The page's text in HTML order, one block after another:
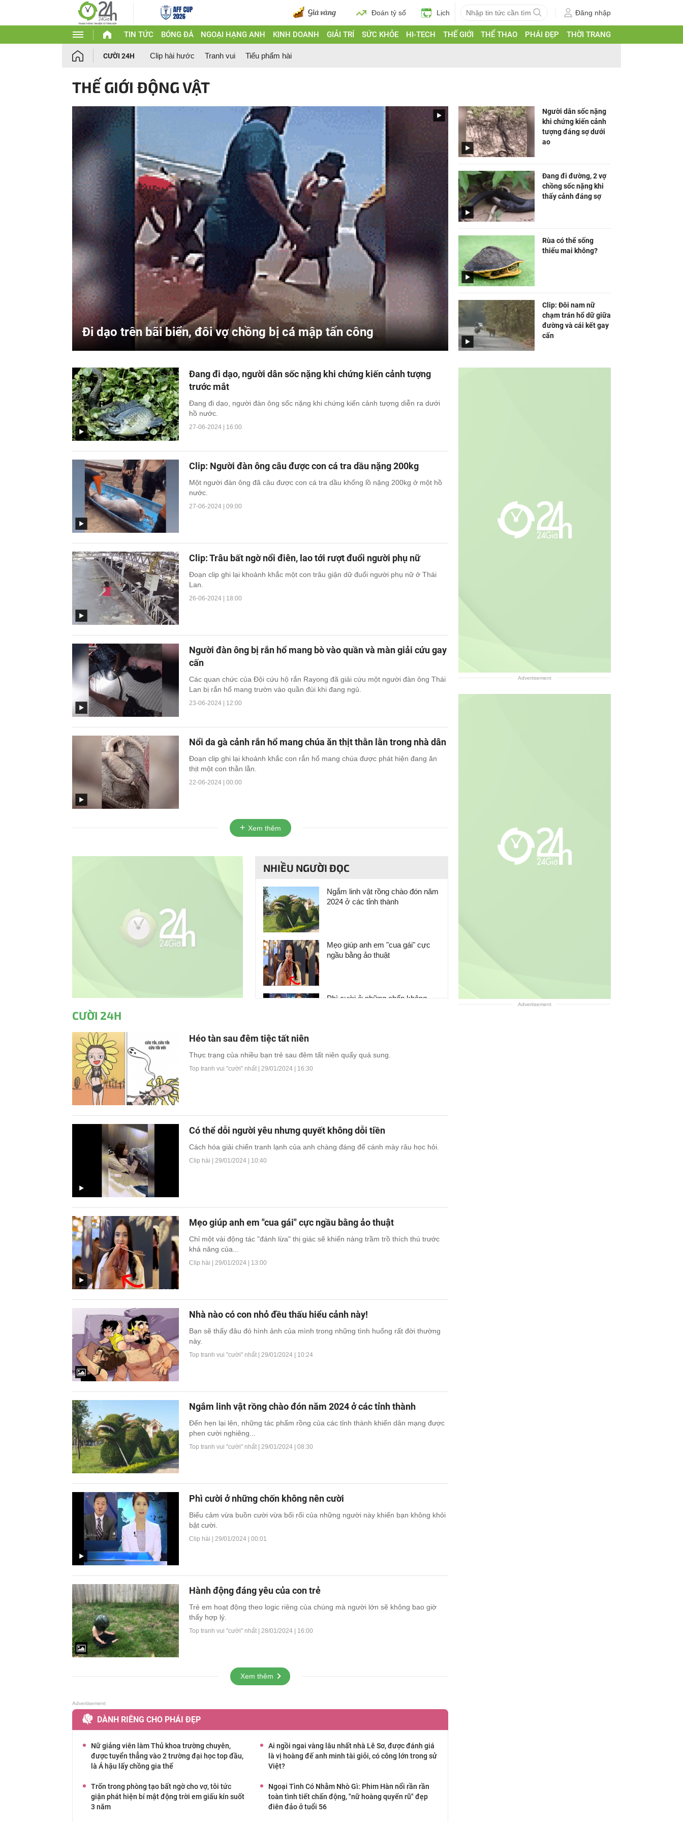
Đoán tỷ số Lịch Đăng nhập
TIN TỨC BÓNG ĐÁ NGOẠI HẠNG ANH KINH DOANH GIẢI TRÍ SỨC KHỎE HI-TECH THẾ GIỚI THỂ THAO PHÁI ĐẸP THỜI TRANG
CƯỜI 24H Clip hài hước Tranh vui Tiểu phẩm hài
THẾ GIỚI ĐỘNG VẬT
Đi dạo trên bãi biển, đôi vợ chồng bị cá mập tấn công
Người dân sốc nặng
khi chứng kiến cảnh
tượng đáng sợ dưới
ao
Đang đi đường, 2 vợ
chồng sốc nặng khi
thấy cảnh đáng sợ
Rùa có thể sống
thiếu mai không?
Clip: Đôi nam nữ
chạm trán hổ dữ giữa
đường và cái kết gay
cấn
Đang đi dạo, người dân sốc nặng khi chứng kiến cảnh tượng
trước mắt
Đang đi dạo, người đàn ông sốc nặng khi chứng kiến cảnh tượng diễn ra dưới
hồ nước.
27-06-2024 | 16:00
Clip: Người đàn ông câu được con cá tra dầu nặng 200kg
Một người đàn ông đã câu được con cá tra dầu khổng lồ nặng 200kg ở một hồ
nước.
27-06-2024 | 09:00
Clip: Trâu bất ngờ nổi điên, lao tới rượt đuổi người phụ nữ
Đoạn clip ghi lại khoảnh khắc một con trâu giận dữ đuổi người phụ nữ ở Thái
Lan.
26-06-2024 | 18:00
Người đàn ông bị rắn hổ mang bò vào quần và màn giải cứu gay
cấn
Các quan chức của Đội cứu hộ rắn Rayong đã giải cứu một người đàn ông Thái
Lan bị rắn hổ mang trườn vào quần đùi khi đang ngủ.
23-06-2024 | 12:00
Nổi da gà cảnh rắn hổ mang chúa ăn thịt thằn lằn trong nhà dân
Đoạn clip ghi lại khoảnh khắc con rắn hổ mang chúa được phát hiện đang ăn
thịt một con thằn lằn.
22-06-2024 | 00:00
Xem thêm
NHIỀU NGƯỜI ĐỌC
Ngắm linh vật rồng chào đón năm
2024 ở các tỉnh thành
Mẹo giúp anh em "cua gái" cực
ngầu bằng ảo thuật
Phì cười ở những chốn không
Có thể dỗi người yêu nhưng quyết
không dỗi tiền
CƯỜI 24H
Héo tàn sau đêm tiệc tất niên
Thực trạng của nhiều bạn trẻ sau đêm tất niên quẩy quá sung.
Top tranh vui "cười" nhất | 29/01/2024 | 16:30
Có thể dỗi người yêu nhưng quyết không dỗi tiền
Cách hóa giải chiến tranh lạnh của anh chàng đáng để cánh mày râu học hỏi.
Clip hài | 29/01/2024 | 10:40
Mẹo giúp anh em "cua gái" cực ngầu bằng ảo thuật
Chỉ một vài động tác "đánh lừa" thị giác sẽ khiến nàng trầm trồ thích thú trước
khả năng của...
Clip hài | 29/01/2024 | 13:00
Nhà nào có con nhỏ đều thấu hiểu cảnh này!
Bạn sẽ thấy đâu đó hình ảnh của mình trong những tình huống rất đời thường
này.
Top tranh vui "cười" nhất | 29/01/2024 | 10:24
Ngắm linh vật rồng chào đón năm 2024 ở các tỉnh thành
Đến hẹn lại lên, những tác phẩm rồng của các tỉnh thành khiến dân mạng được
phen cười nghiêng...
Top tranh vui "cười" nhất | 29/01/2024 | 08:30
Phì cười ở những chốn không nên cười
Biểu cảm vừa buồn cười vừa bối rối của những người này khiến bạn không khỏi
bật cười.
Clip hài | 29/01/2024 | 00:01
Hành động đáng yêu của con trẻ
Trẻ em hoạt động theo logic riêng của chúng mà người lớn sẽ không bao giờ
thấy hợp lý.
Top tranh vui "cười" nhất | 28/01/2024 | 16:00
Xem thêm
DÀNH RIÊNG CHO PHÁI ĐẸP
Nữ giảng viên làm Thủ khoa trường chuyên,
được tuyển thẳng vào 2 trường đại học top đầu,
là Á hậu lấy chồng gia thế
Ai ngồi ngai vàng lâu nhất nhà Lê Sơ, được đánh giá
là vị hoàng đế anh minh tài giỏi, có công lớn trong sử
Việt?
Trốn trong phòng tạo bất ngờ cho vợ, tôi tức
giận phát hiện bí mật động trời em giấu kín suốt
3 năm
Ngoại Tình Có Nhằm Nhò Gì: Phim Hàn nổi rần rần
toàn tình tiết chấn động, "nữ hoàng quyến rũ" đẹp
điên đảo ở tuổi 56
Advertisement
Advertisement